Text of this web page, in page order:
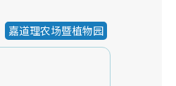
嘉道理农场暨植物园